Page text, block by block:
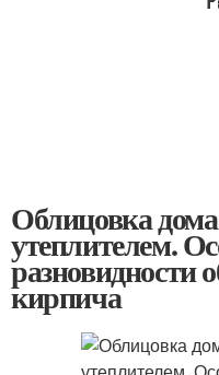
Облицовка
утеплителем.
разновидности
кирпича